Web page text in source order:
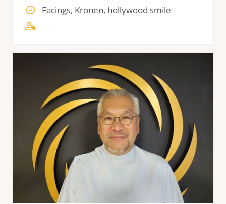
Facings, Kronen, hollywood smile